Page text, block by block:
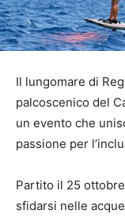
Il lungomare di
palcoscenico del
un evento che
passione per
Partito il 25
sfidarsi nelle